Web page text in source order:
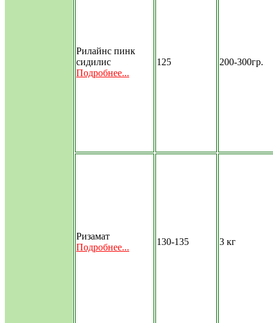
Рилайнс пинк
сидилис
Подробнее...
125 200-300гр.
Ризамат
Подробнее...
130-135 3 кг